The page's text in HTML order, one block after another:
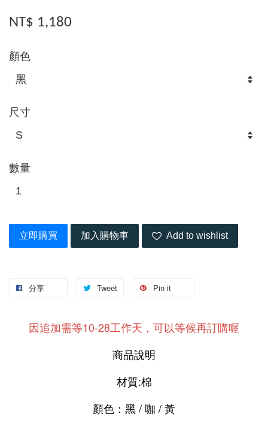
NT$ 1,180
顏色
尺寸
數量
立即購買 加入購物車 Add to wishlist
分享 Tweet Pin it
因追加需等10-28工作天，可以等候再訂購喔
商品說明
材質:棉
顏色：黑 / 咖 / 黃